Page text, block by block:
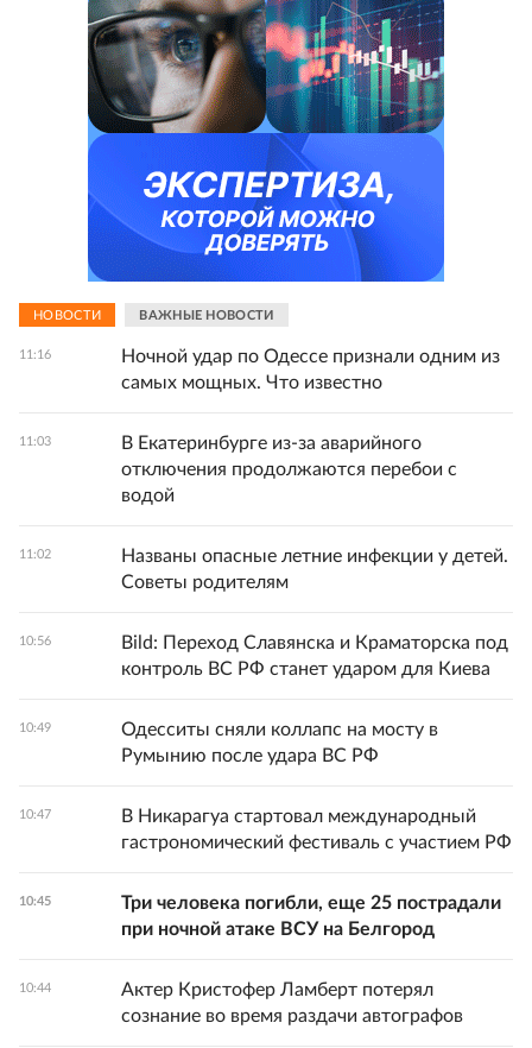
НОВОСТИ ВАЖНЫЕ НОВОСТИ
11:16
Ночной удар по Одессе признали одним из
самых мощных. Что известно
11:03
В Екатеринбурге из-за аварийного
отключения продолжаются перебои с
водой
11:02
Названы опасные летние инфекции у детей.
Советы родителям
10:56
Bild: Переход Славянска и Краматорска под
контроль ВС РФ станет ударом для Киева
10:49
Одесситы сняли коллапс на мосту в
Румынию после удара ВС РФ
10:47
В Никарагуа стартовал международный
гастрономический фестиваль с участием РФ
10:45
Три человека погибли, еще 25 пострадали
при ночной атаке ВСУ на Белгород
10:44
Актер Кристофер Ламберт потерял
сознание во время раздачи автографов